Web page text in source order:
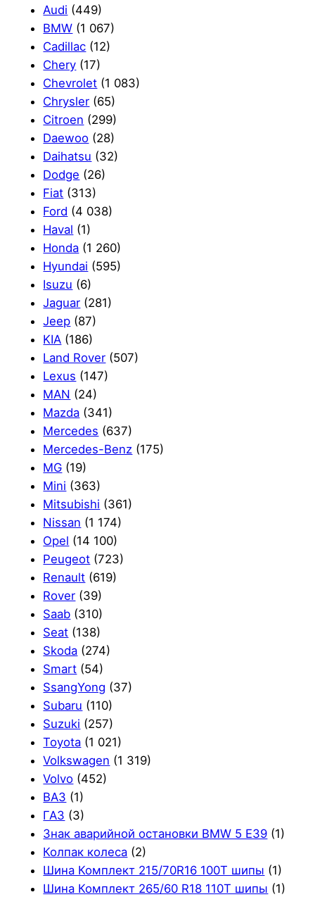
Audi (449)
BMW (1 067)
Cadillac (12)
Chery (17)
Chevrolet (1 083)
Chrysler (65)
Citroen (299)
Daewoo (28)
Daihatsu (32)
Dodge (26)
Fiat (313)
Ford (4 038)
Haval (1)
Honda (1 260)
Hyundai (595)
Isuzu (6)
Jaguar (281)
Jeep (87)
KIA (186)
Land Rover (507)
Lexus (147)
MAN (24)
Mazda (341)
Mercedes (637)
Mercedes-Benz (175)
MG (19)
Mini (363)
Mitsubishi (361)
Nissan (1 174)
Opel (14 100)
Peugeot (723)
Renault (619)
Rover (39)
Saab (310)
Seat (138)
Skoda (274)
Smart (54)
SsangYong (37)
Subaru (110)
Suzuki (257)
Toyota (1 021)
Volkswagen (1 319)
Volvo (452)
ВАЗ (1)
ГАЗ (3)
Знак аварийной остановки BMW 5 E39 (1)
Колпак колеса (2)
Шина Комплект 215/70R16 100T шипы (1)
Шина Комплект 265/60 R18 110T шипы (1)